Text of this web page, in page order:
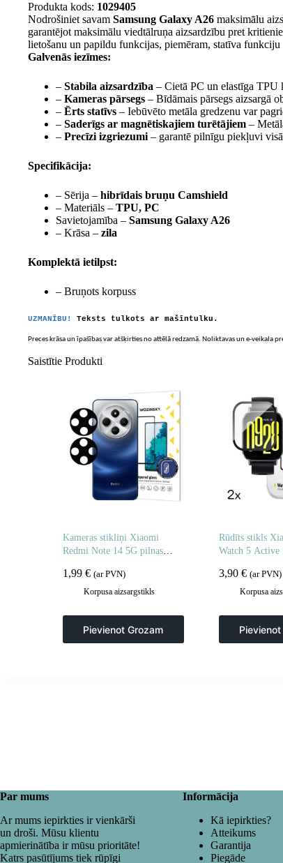
Produkta kods: 1029405
Nodrošiniet savam Samsung Galaxy A26 maksimālu
garantējot maksimālu viedtālruņa aizsardzību pret
lietošanu un papildu funkcijas, piemēram, statīva
Galvenās iezīmes:
– Stabila aizsardzība – Cietā PC un elastīga
– Kameras pārsegs – Bīdāmais pārsegs aizsargā
– Ērts statīvs – Iebūvēto metāla gredzenu var
– Saderīgs ar magnētiskajiem turētājiem –
– Precīzi izgriezumi – garantē pilnīgu piekļuvi
Specifikācija:
– Sērija – hibrīdais bruņu Camshield
– Materiāls – TPU, PC
Savietojamība – Samsung Galaxy A26
– Krāsa – zila
Komplektā ietilpst:
– Bruņots korpuss
UZMANĪBU! Teksts tulkots ar mašīntulku.
Preces krāsa un īpašības var atšķirties no attēlā redzamā. Noliktavas un e-
Saistītie Produkti
Kameras stikliņi Xiaomi
Redmi Note 14 5G pilnas
1,99 € (ar PVN)
Korpusa aizsargstikls
Pievienot Grozam
Rūdīts stikls
Watch 5 Active
3,90 € (ar PVN)
Korpusa
Par mums
Ar mums iepirkties ir vienkārši
un droši. Mūsu klientu
apmierinātība ir mūsu prioritāte!
Katrs pasūtījums tiek rūpīgi
Informācija
Kā iepirkties?
Atteikums
Garantija
Piegāde